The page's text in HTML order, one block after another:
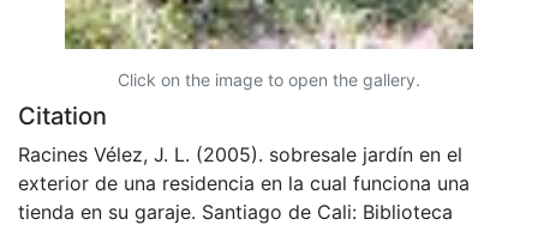
Click on the image to open the gallery.
Citation
Racines Vélez, J. L. (2005). sobresale jardín en el
exterior de una residencia en la cual funciona una
tienda en su garaje. Santiago de Cali: Biblioteca